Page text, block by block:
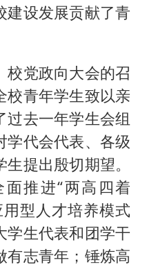
建设发展贡献了青
校党政向大会的召
校青年学生致以亲
过去一年学生会组
学代会代表、各级
提出殷切期望。
推进“两高四着
型人才培养模式
学生代表和团学干
有志青年；锤炼高